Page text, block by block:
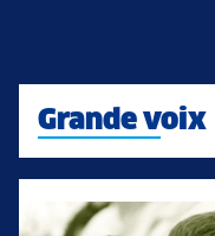
Grande voix